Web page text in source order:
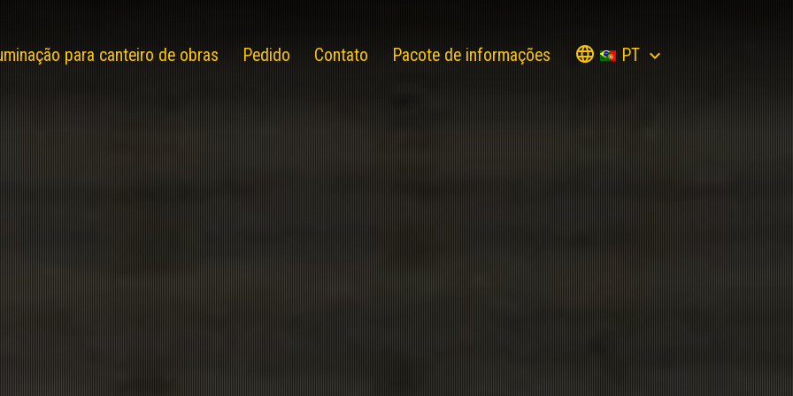
para canteiro de obras Pedido Contato Pacote de informações PT